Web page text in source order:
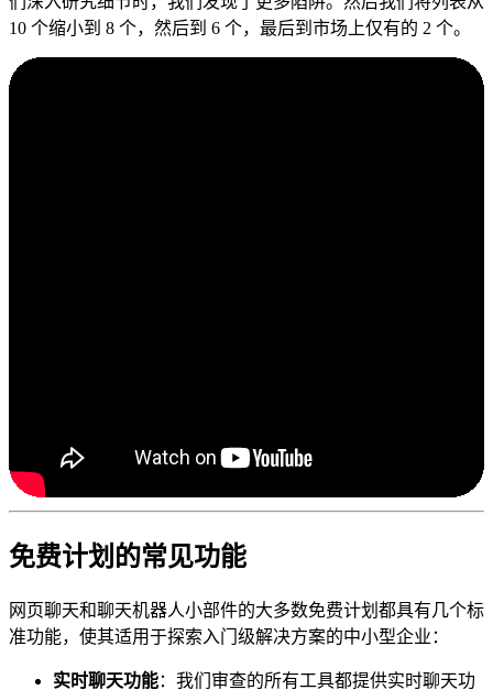
10 个缩小到 8 个，然后到 6 个，最后到市场上仅有的 2 个。
免费计划的常见功能
网页聊天和聊天机器人小部件的大多数免费计划都具有几个标
准功能，使其适用于探索入门级解决方案的中小型企业：
实时聊天功能：我们审查的所有工具都提供实时聊天功